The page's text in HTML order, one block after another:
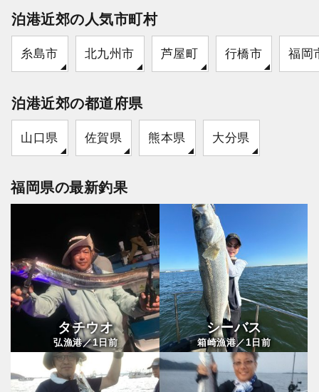
泊港近郊の人気市町村
糸島市 北九州市 芦屋町 行橋市 福岡
泊港近郊の都道府県
山口県 佐賀県 熊本県 大分県
福岡県の最新釣果
タチウオ
弘漁港／1日前
シーバス
箱崎漁港／1 日前